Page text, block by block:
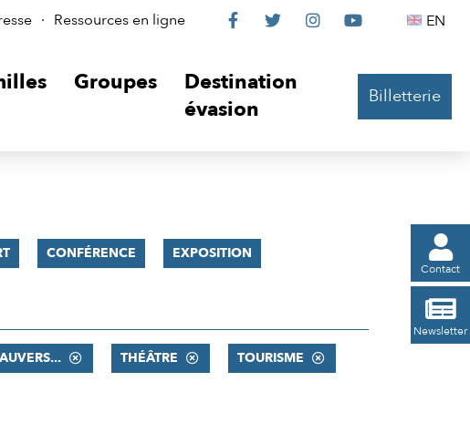
Ressources en ligne
Le
sur

Le

Le

Le
 EN
Groupes
Destination
évasion
Billetterie

Contact

Newsletter
CONFÉRENCE EXPOSITION
THÉÂTRE TOURISME